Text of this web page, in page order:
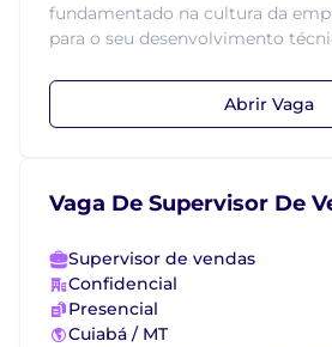
fundamentado na cultura da
para o seu desenvolvimento
Abrir Vaga
Vaga De Supervisor De
Supervisor de vendas
Confidencial
Presencial
Cuiabá / MT